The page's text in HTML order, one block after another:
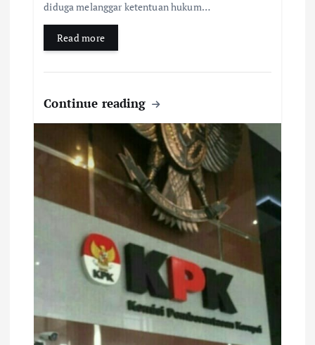
diduga melanggar ketentuan hukum…
Read more
Continue reading